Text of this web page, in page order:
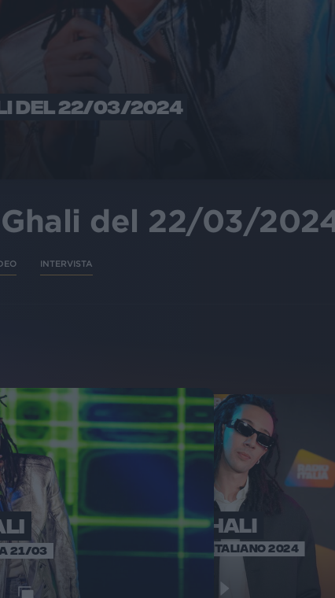
DEL 22/03/2024
del 22/03/
INTERVISTA
21/03
GHALI
SANREMO ITALIANO 2024